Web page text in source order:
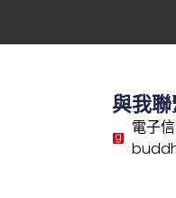
與我
電子